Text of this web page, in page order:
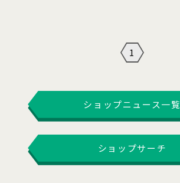
1
ショップニュース一覧
ショップサーチ